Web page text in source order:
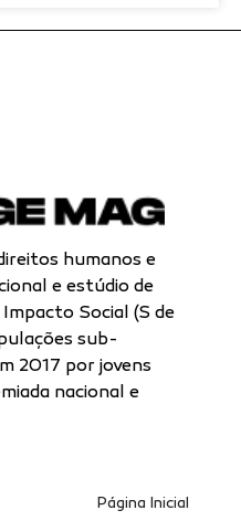
humanos e
e estúdio de
Social (S de
sub-
2017 por jovens
nacional e
Página Inicial